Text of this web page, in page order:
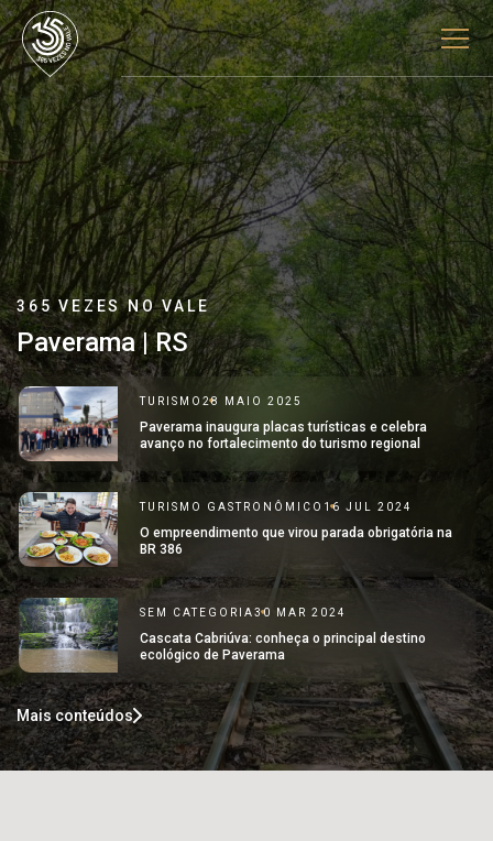
365 VEZES NO VALE
Paverama | RS
TURISMO 28 MAIO 2025
Paverama inaugura placas turísticas e celebra
avanço no fortalecimento do turismo regional
TURISMO GASTRONÔMICO 16 JUL 2024
O empreendimento que virou parada obrigatória na
BR 386
SEM CATEGORIA30 MAR 2024
Cascata Cabriúva: conheça o principal destino
ecológico de Paverama
Mais conteúdos